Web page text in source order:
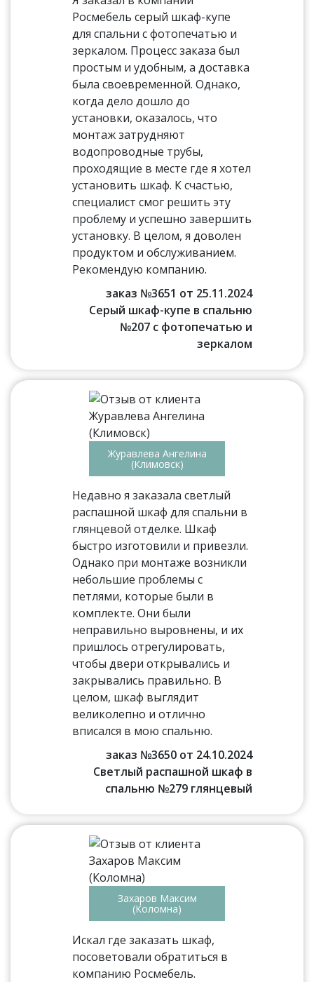
Росмебель серый шкаф-купе
для спальни с фотопечатью и
зеркалом. Процесс заказа был
простым и удобным, а доставка
была своевременной. Однако,
когда дело дошло до
установки, оказалось, что
монтаж затрудняют
водопроводные трубы,
проходящие в месте где я хотел
установить шкаф. К счастью,
специалист смог решить эту
проблему и успешно завершить
установку. В целом, я доволен
продуктом и обслуживанием.
Рекомендую компанию.
заказ №3651 от 25.11.2024
Серый шкаф-купе в спальню
№207 с фотопечатью и
зеркалом
Журавлева Ангелина
(Климовск)
Недавно я заказала светлый
распашной шкаф для спальни в
глянцевой отделке. Шкаф
быстро изготовили и привезли.
Однако при монтаже возникли
небольшие проблемы с
петлями, которые были в
комплекте. Они были
неправильно выровнены, и их
пришлось отрегулировать,
чтобы двери открывались и
закрывались правильно. В
целом, шкаф выглядит
великолепно и отлично
вписался в мою спальню.
заказ №3650 от 24.10.2024
Светлый распашной шкаф в
спальню №279 глянцевый
Захаров Максим
(Коломна)
Искал где заказать шкаф,
посоветовали обратиться в
компанию Росмебель.